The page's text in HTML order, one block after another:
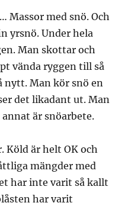
Massor med snö. Och
yrsnö. Under hela
Man skottar och
vända ryggen till så
nytt. Man kör snö en
det likadant ut. Man
är snöarbete.
Köld är helt OK och
mängder med
har inte varit så kallt
har varit